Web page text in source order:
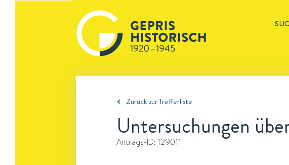
Zurück zur Trefferliste
Untersuchungen
Antrags-ID: 129011